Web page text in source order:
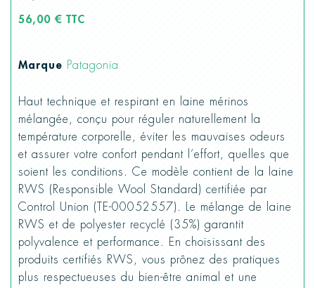
56,00 € TTC
Marque Patagonia
Haut technique et respirant en laine mérinos
mélangée, conçu pour réguler naturellement la
température corporelle, éviter les mauvaises odeurs
et assurer votre confort pendant l’effort, quelles que
soient les conditions. Ce modèle contient de la laine
RWS (Responsible Wool Standard) certifiée par
Control Union (TE-00052557). Le mélange de laine
RWS et de polyester recyclé (35%) garantit
polyvalence et performance. En choisissant des
produits certifiés RWS, vous prônez des pratiques
plus respectueuses du bien-être animal et une